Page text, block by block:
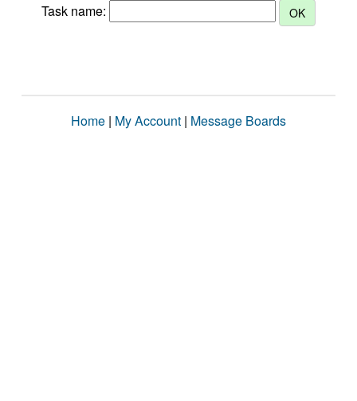
Task name:
Home | My Account | Message Boards